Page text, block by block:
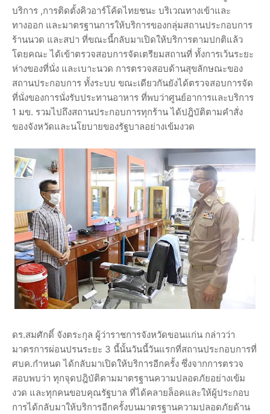
บริการ ,การติดตั้งคิวอาร์โค้ดไทยชนะ บริเวณทางเข้าและ
ทางออก และมาตรฐานการให้บริการของกลุ่มสถานประกอบการ
ร้านนวด และสปา ที่ขณะนี้กลับมาเปิดให้บริการตามปกติแล้ว
โดยคณะ ได้เข้าตรวจสอบการจัดเตรียมสถานที่ ทั้งการเว้นระยะ
ห่างของที่นั่ง และเบาะนวด การตรวจสอบด้านสุขลักษณะของ
สถานประกอบการ ทั้งระบบ ขณะเดียวกันยังได้ตรวจสอบการจัด
ที่นั่งของการนั่งรับประทานอาหาร ที่พบว่าศูนย์อาการและบริการ
1 มข. รวมไปถึงสถานประกอบการทุกร้าน ได้ปฎิบัติตามคำสั่ง
ของจังหวัดและนโยบายของรัฐบาลอย่างเข้มงวด
ดร.สมศักดิ์ จังตระกุล ผู้ว่าราชการจังหวัดขอนแก่น กล่าวว่า
มาตรการผ่อนปรนระยะ 3 นี้นั้นวันนี้วันแรกที่สถานประกอบการที่
ศบค.กำหนด ได้กลับมาเปิดให้บริการอีกครั้ง ซึ่งจากการตรวจ
สอบพบว่า ทุกจุดปฎิบัติตามมาตรฐานความปลอดภัยอย่างเข้ม
งวด และทุกคนขอบคุณรัฐบาล ที่ได้คลายล็อคและให้ผู้ประกอบ
การได้กลับมาให้บริการอีกครั้งบนมาตรฐานความปลอดภัยด้าน